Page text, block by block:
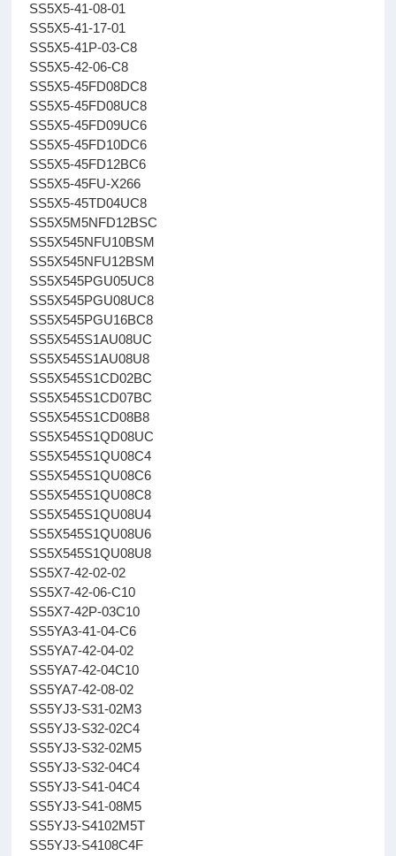
SS5X5-41-08-01
SS5X5-41-17-01
SS5X5-41P-03-C8
SS5X5-42-06-C8
SS5X5-45FD08DC8
SS5X5-45FD08UC8
SS5X5-45FD09UC6
SS5X5-45FD10DC6
SS5X5-45FD12BC6
SS5X5-45FU-X266
SS5X5-45TD04UC8
SS5X5M5NFD12BSC
SS5X545NFU10BSM
SS5X545NFU12BSM
SS5X545PGU05UC8
SS5X545PGU08UC8
SS5X545PGU16BC8
SS5X545S1AU08UC
SS5X545S1AU08U8
SS5X545S1CD02BC
SS5X545S1CD07BC
SS5X545S1CD08B8
SS5X545S1QD08UC
SS5X545S1QU08C4
SS5X545S1QU08C6
SS5X545S1QU08C8
SS5X545S1QU08U4
SS5X545S1QU08U6
SS5X545S1QU08U8
SS5X7-42-02-02
SS5X7-42-06-C10
SS5X7-42P-03C10
SS5YA3-41-04-C6
SS5YA7-42-04-02
SS5YA7-42-04C10
SS5YA7-42-08-02
SS5YJ3-S31-02M3
SS5YJ3-S32-02C4
SS5YJ3-S32-02M5
SS5YJ3-S32-04C4
SS5YJ3-S41-04C4
SS5YJ3-S41-08M5
SS5YJ3-S4102M5T
SS5YJ3-S4108C4F